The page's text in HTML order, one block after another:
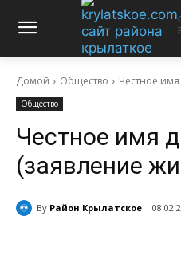
Домой Общество Честное имя
Общество
Честное имя
(заявление
By Район Крылатское